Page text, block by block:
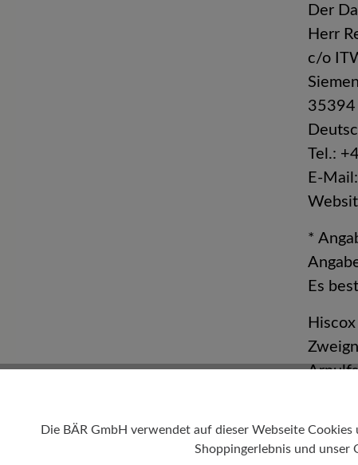
Der
Herr
c/o
35394
Tel.:
E-Mail:
*
Es
Die BÄR GmbH verwendet auf dieser Webseite
Shoppingerlebnis und unser